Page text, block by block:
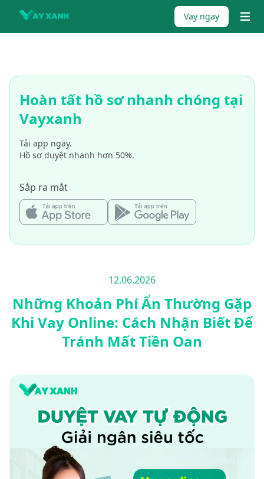
Skip to content
{%
Vay ngay
Hoàn tất hồ sơ nhanh chóng tại
Vayxanh
Tải app ngay.
Hồ sơ duyệt nhanh hơn 50%.
Sắp ra mắt
12.06.2026
Những Khoản Phí Ẩn Thường Gặp
Khi Vay Online: Cách Nhận Biết Để
Tránh Mất Tiền Oan